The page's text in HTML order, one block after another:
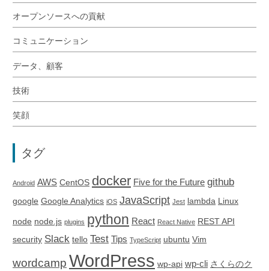
オープンソースへの貢献
コミュニケーション
データ、顧客
技術
笑顔
タグ
Android AWS CentOS docker Five for the Future github
google Google Analytics iOS JavaScript Jest lambda Linux
node node.js plugins python React React Native REST API
security Slack tello Test Tips TypeScript ubuntu Vim
wordcamp WordPress wp-api wp-cli さくらのク